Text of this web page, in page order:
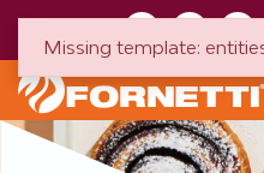
Missing template: